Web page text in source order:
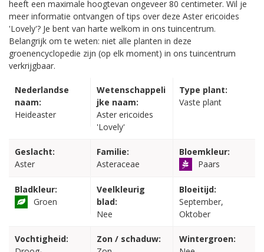
heeft een maximale hoogtevan ongeveer 80 centimeter. Wil je
meer informatie ontvangen of tips over deze Aster ericoides
'Lovely'? Je bent van harte welkom in ons tuincentrum.
Belangrijk om te weten: niet alle planten in deze
groenencyclopedie zijn (op elk moment) in ons tuincentrum
verkrijgbaar.
Nederlandse
naam:
Heideaster
Wetenschappeli
jke naam:
Aster ericoides
'Lovely'
Type plant:
Vaste plant
Geslacht:
Aster
Familie:
Asteraceae
Bloemkleur:
Paars
Bladkleur:
Groen
Veelkleurig
blad:
Nee
Bloeitijd:
September,
Oktober
Vochtigheid:
Zon / schaduw:
Wintergroen: